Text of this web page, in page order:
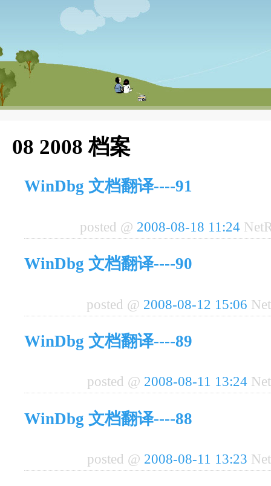
08 2008 档案
WinDbg 文档翻译----91
posted @ 2008-08-18 11:24
WinDbg 文档翻译----90
posted @ 2008-08-12 15:06
WinDbg 文档翻译----89
posted @ 2008-08-11 13:24
WinDbg 文档翻译----88
posted @ 2008-08-11 13:23